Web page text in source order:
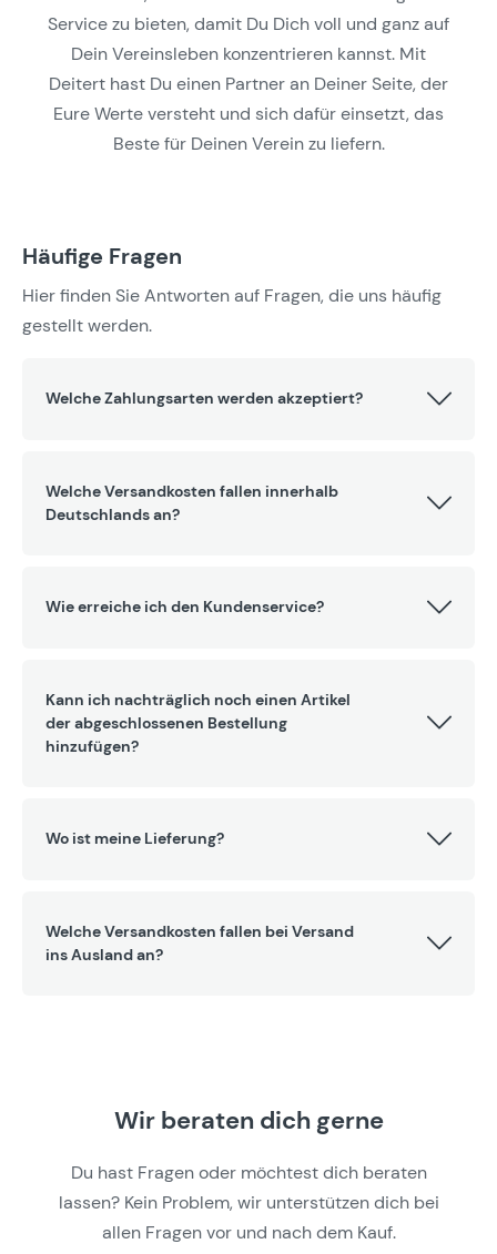
Service zu bieten, damit Du Dich voll und ganz auf
Dein Vereinsleben konzentrieren kannst. Mit
Deitert hast Du einen Partner an Deiner Seite, der
Eure Werte versteht und sich dafür einsetzt, das
Beste für Deinen Verein zu liefern.
Häufige Fragen
Hier finden Sie Antworten auf Fragen, die uns häufig
gestellt werden.
Welche Zahlungsarten werden akzeptiert?
Welche Versandkosten fallen innerhalb
Deutschlands an?
Wie erreiche ich den Kundenservice?
Kann ich nachträglich noch einen Artikel
der abgeschlossenen Bestellung
hinzufügen?
Wo ist meine Lieferung?
Welche Versandkosten fallen bei Versand
ins Ausland an?
Wir beraten dich gerne
Du hast Fragen oder möchtest dich beraten
lassen? Kein Problem, wir unterstützen dich bei
allen Fragen vor und nach dem Kauf.